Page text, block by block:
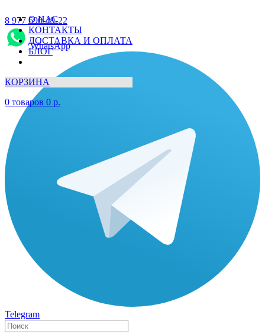
О НАС
КОНТАКТЫ
ДОСТАВКА И ОПЛАТА
БЛОГ
КОРЗИНА
0 товаров 0 р.
8 977 690-49-22
WhatsApp
Telegram